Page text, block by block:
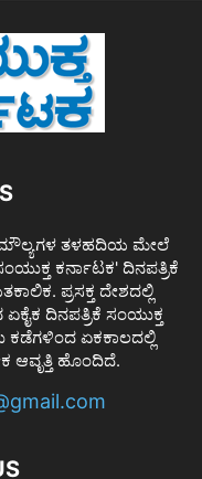
ಮೌಲ್ಯಗಳ ತಳಹದಿಯ ಮೇಲೆ
ಕರ್ನಾಟಕ' ದಿನಪತ್ರಿಕೆ
ಪ್ರಸಕ್ತ ದೇಶದಲ್ಲಿ
ಏಕೈಕ ದಿನಪತ್ರಿಕೆ ಸಂಯುಕ್ತ
ಕಡೆಗಳಿಂದ ಏಕಕಾಲದಲ್ಲಿ
ಆವೃತ್ತಿ ಹೊಂದಿದೆ.